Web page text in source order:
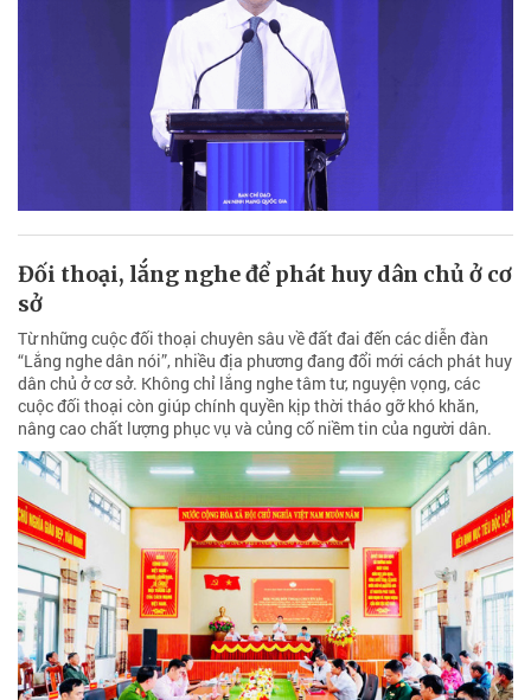
Đối thoại, lắng nghe để phát huy dân chủ ở cơ
sở
Từ những cuộc đối thoại chuyên sâu về đất đai đến các diễn đàn
“Lắng nghe dân nói”, nhiều địa phương đang đổi mới cách phát huy
dân chủ ở cơ sở. Không chỉ lắng nghe tâm tư, nguyện vọng, các
cuộc đối thoại còn giúp chính quyền kịp thời tháo gỡ khó khăn,
nâng cao chất lượng phục vụ và củng cố niềm tin của người dân.